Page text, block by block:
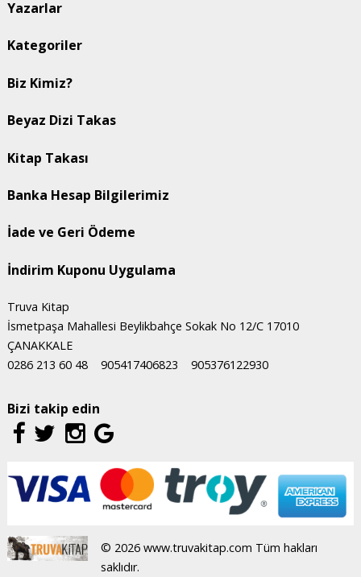
Yazarlar
Kategoriler
Biz Kimiz?
Beyaz Dizi Takas
Kitap Takası
Banka Hesap Bilgilerimiz
İade ve Geri Ödeme
İndirim Kuponu Uygulama
Truva Kitap
İsmetpaşa Mahallesi Beylikbahçe Sokak No 12/C 17010
ÇANAKKALE
0286 213 60 48
905417406823 905376122930
Bizi takip edin
© 2026 www.truvakitap.com Tüm hakları
saklıdır.